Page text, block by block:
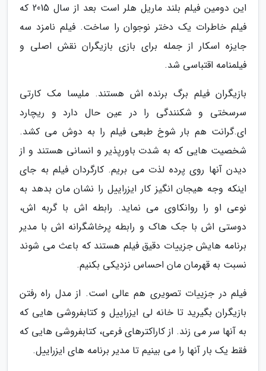
این دومین فیلم بلند ماریل هلر است بعد از سال 2015 که
فیلم خاطرات یک دختر نوجوان را ساخت. فیلم نامزد سه
جایزه اسکار از جمله برای بازی بازیگران نقش اصلی و
فیلمنامه اقتباسی شد.
بازیگران فیلم برگ برنده اش هستند. ملیسا مک کارتی
سرسختی و شکنندگی را در عین حال دارد و ریچارد
ای.گرانت هم بار شوخ طبعی فیلم را به دوش می کشد.
شخصیت هایی که به شدت باورپذیر و انسانی هستند و از
دیدن آنها روی پرده لذت می بریم. کارگردان فیلم به جای
اینکه وجه هیجان انگیز کار ایزراییل را نشان مان بدهد به
نوعی او را روانکاوی می نماید. رابطه اش با گربه اش،
دوستی اش با جک هاک و رابطه پرخاشگرانه اش با مدیر
برنامه هایش جزییات دقیق فیلم هستند که باعث می شوند
نسبت به قهرمان مان احساس نزدیکی بکنیم.
فیلم در جزییات تصویری هم عالی است. از مدل راه رفتن
بازیگران بگیرید تا خانه لی ایزراییل و کتابفروشی هایی که
به آنها سر می زند. از کاراکترهای فرعی، کتابفروشی هایی که
فقط یک بار آنها را می بینیم تا مدیر برنامه های ایزراییل.